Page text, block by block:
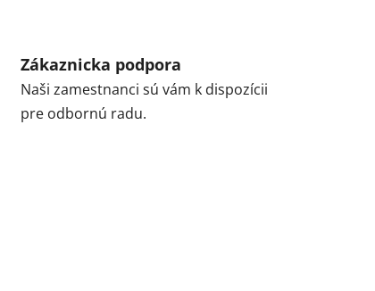
Zákaznicka podpora
Naši zamestnanci sú vám k dispozícii
pre odbornú radu.